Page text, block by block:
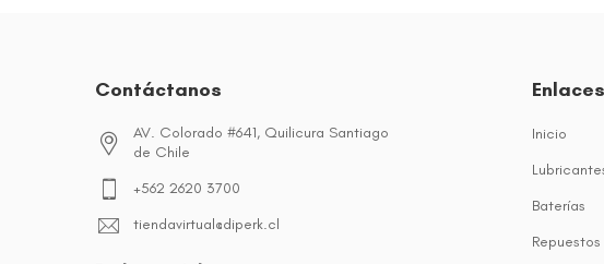
Contáctanos
AV. Colorado #641, Quilicura Santiago
de Chile
+562 2620 3700
tiendavirtual@diperk.cl
Enlaces
Inicio
Baterías
Repuestos